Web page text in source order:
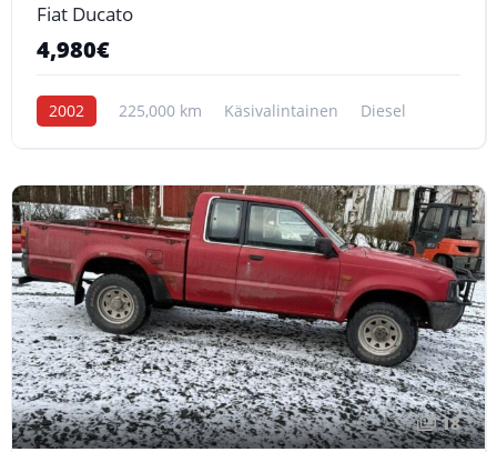
Fiat Ducato
4,980€
2002 225,000 km Käsivalintainen Diesel
18